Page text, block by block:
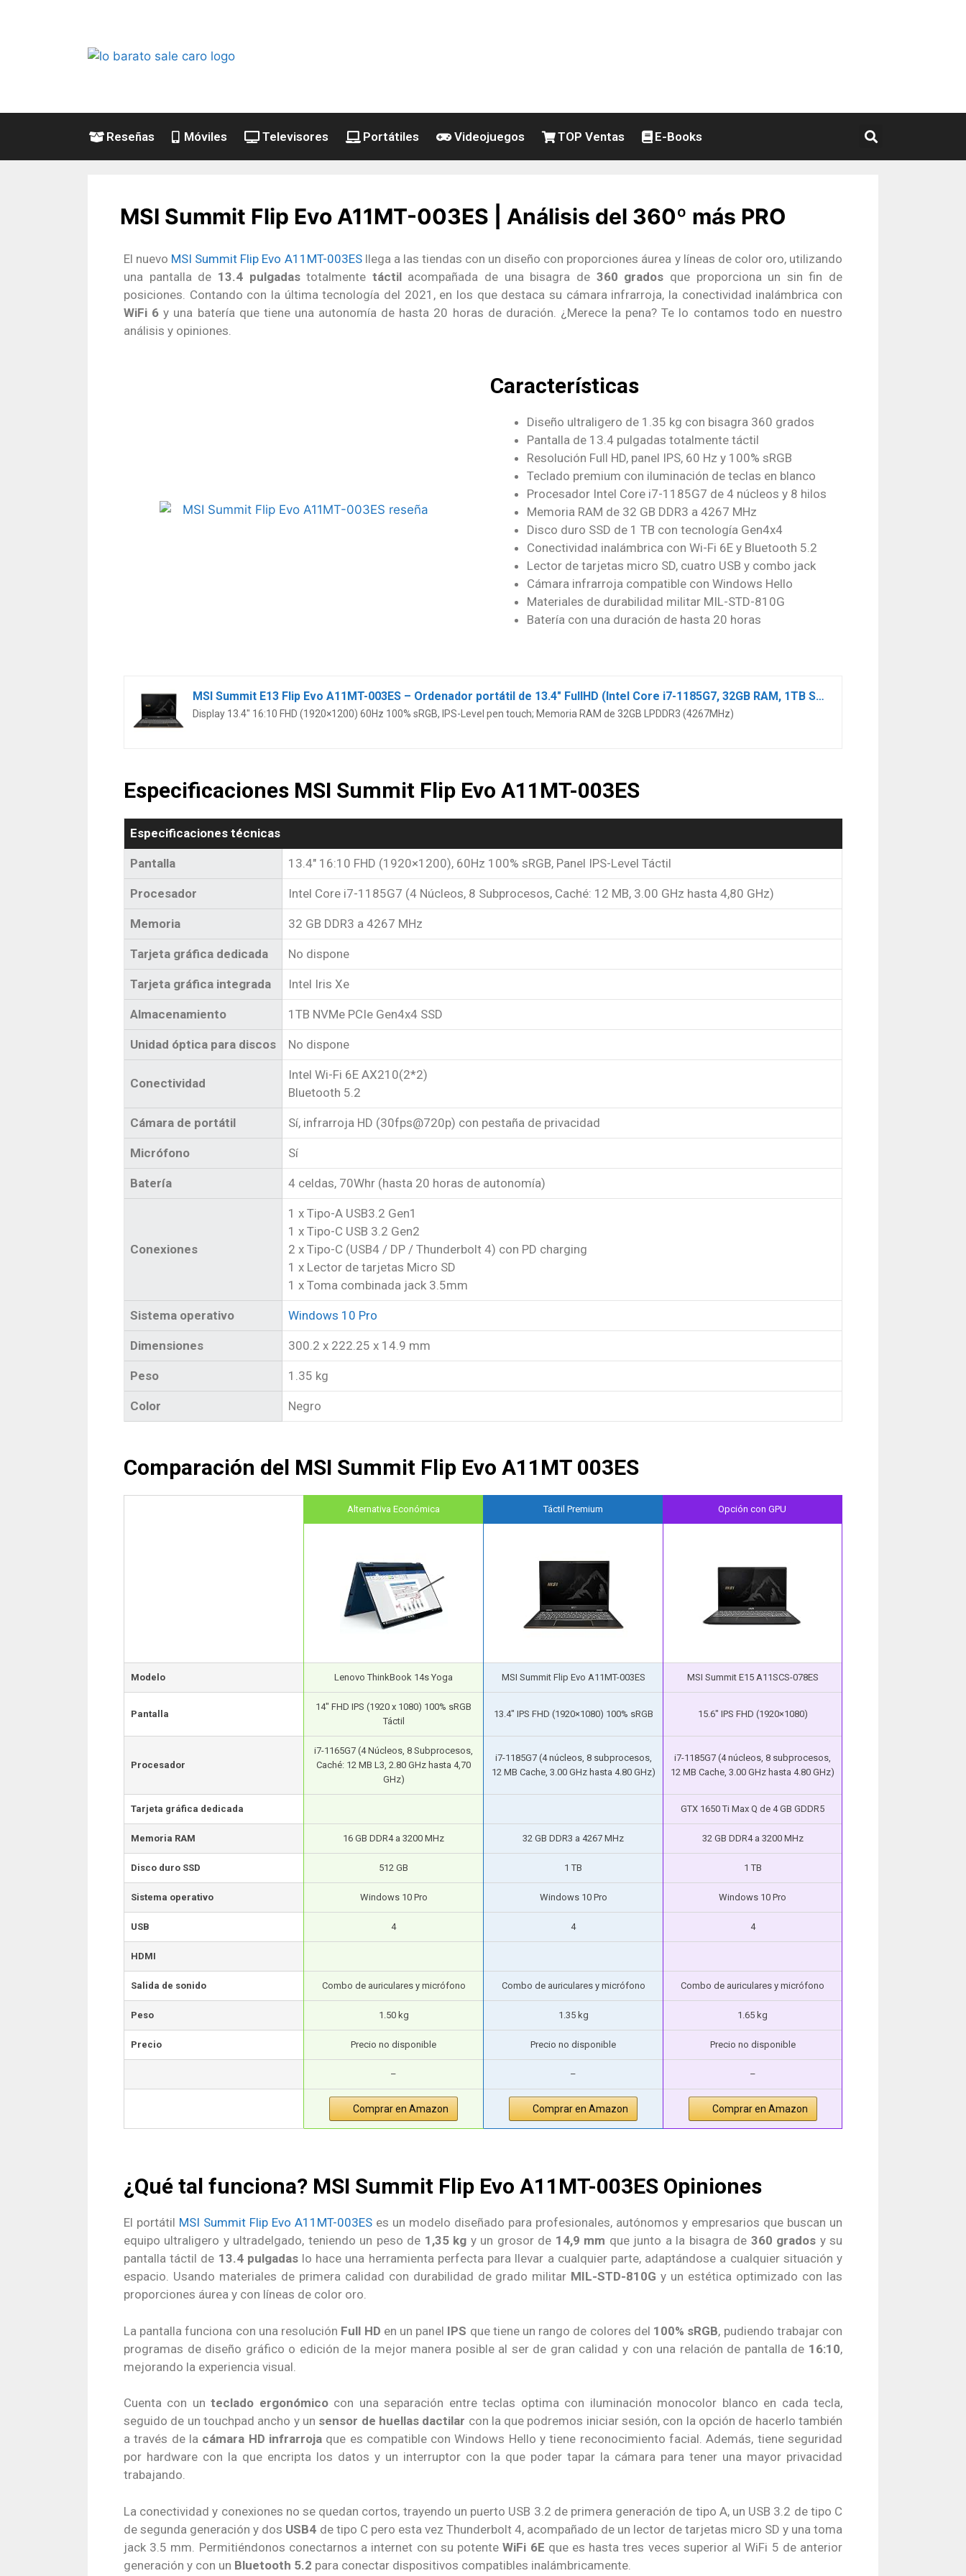
Reseñas Móviles Televisores Portátiles Videojuegos TOP Ventas E-Books
MSI Summit Flip Evo A11MT-003ES | Análisis del 360º más PRO
El nuevo MSI Summit Flip Evo A11MT-003ESllega a las tiendas con un diseño con proporciones áurea y líneas de color oro, utilizando
una pantalla de 13.4 pulgadastotalmente táctilacompañada de una bisagra de360 grados que proporciona un sin fin de
posiciones. Contando con la última tecnología del 2021, en los que destaca su cámara infrarroja, la conectividad inalámbrica con
WiFi 6 y una batería que tiene una autonomía de hasta 20 horas de duración. ¿Merece la pena? Te lo contamos todo en nuestro
análisis y opiniones.
Características
Diseño ultraligero de 1.35 kg con bisagra 360 grados
Pantalla de 13.4 pulgadas totalmente táctil
Resolución Full HD, panel IPS, 60 Hz y 100% sRGB
Teclado premium con iluminación de teclas en blanco
Procesador Intel Core i7-1185G7 de 4 núcleos y 8 hilos
Memoria RAM de 32 GB DDR3 a 4267 MHz
Disco duro SSD de 1 TB con tecnología Gen4x4
Conectividad inalámbrica con Wi-Fi 6E y Bluetooth 5.2
Lector de tarjetas micro SD, cuatro USB y combo jack
Cámara infrarroja compatible con Windows Hello
Materiales de durabilidad militar MIL-STD-810G
Batería con una duración de hasta 20 horas
MSI Summit E13 Flip Evo A11MT-003ES – Ordenador portátil de 13.4″ FullHD (Intel Core i7-1185G7, 32GB RAM, 1TB SSD, Intel Iris Xe, Windows 10 Pro) negro – Teclado QWERTY Español
Display 13.4″ 16:10 FHD (1920×1200) 60Hz 100% sRGB, IPS-Level pen touch; Memoria RAM de 32GB LPDDR3 (4267MHz)
Especificaciones MSI Summit Flip Evo A11MT-003ES
Especificaciones técnicas
Pantalla 13.4″ 16:10 FHD (1920×1200), 60Hz 100% sRGB, Panel IPS-Level Táctil
Procesador Intel Core i7-1185G7 (4 Núcleos, 8 Subprocesos, Caché: 12 MB, 3.00 GHz hasta 4,80 GHz)
Memoria 32 GB DDR3 a 4267 MHz
Tarjeta gráfica dedicada No dispone
Tarjeta gráfica integrada Intel Iris Xe
Almacenamiento 1TB NVMe PCIe Gen4x4 SSD
Unidad óptica para discos No dispone
Conectividad
Intel Wi-Fi 6E AX210(2*2)
Bluetooth 5.2
Cámara de portátil Sí, infrarroja HD (30fps@720p) con pestaña de privacidad
Micrófono Sí
Batería 4 celdas, 70Whr (hasta 20 horas de autonomía)
Conexiones
1 x Tipo-A USB3.2 Gen1
1 x Tipo-C USB 3.2 Gen2
2 x Tipo-C (USB4 / DP / Thunderbolt 4) con PD charging
1 x Lector de tarjetas Micro SD
1 x Toma combinada jack 3.5mm
Sistema operativo Windows 10 Pro
Dimensiones 300.2 x 222.25 x 14.9 mm
Peso 1.35 kg
Color Negro
Comparación del MSI Summit Flip Evo A11MT 003ES
Alternativa Económica Táctil Premium Opción con GPU
Modelo Lenovo ThinkBook 14s Yoga MSI Summit Flip Evo A11MT-003ES MSI Summit E15 A11SCS-078ES
Pantalla
14″ FHD IPS (1920 x 1080) 100% sRGB
Táctil
13.4″ IPS FHD (1920×1080) 100% sRGB 15.6″ IPS FHD (1920×1080)
Procesador
i7-1165G7 (4 Núcleos, 8 Subprocesos,
Caché: 12 MB L3, 2.80 GHz hasta 4,70
GHz)
i7-1185G7 (4 núcleos, 8 subprocesos,
12 MB Cache, 3.00 GHz hasta 4.80 GHz)
i7-1185G7 (4 núcleos, 8 subprocesos,
12 MB Cache, 3.00 GHz hasta 4.80 GHz)
Tarjeta gráfica dedicada GTX 1650 Ti Max Q de 4 GB GDDR5
Memoria RAM 16 GB DDR4 a 3200 MHz 32 GB DDR3 a 4267 MHz 32 GB DDR4 a 3200 MHz
Disco duro SSD 512 GB 1 TB 1 TB
Sistema operativo Windows 10 Pro Windows 10 Pro Windows 10 Pro
USB 4 4 4
HDMI
Salida de sonido Combo de auriculares y micrófono Combo de auriculares y micrófono Combo de auriculares y micrófono
Peso 1.50 kg 1.35 kg 1.65 kg
Precio Precio no disponible Precio no disponible Precio no disponible
– – –
Comprar en Amazon Comprar en Amazon Comprar en Amazon
¿Qué tal funciona? MSI Summit Flip Evo A11MT-003ES Opiniones
El portátil MSI Summit Flip Evo A11MT-003ES es un modelo diseñado para profesionales, autónomos y empresarios que buscan un
equipo ultraligero y ultradelgado, teniendo un peso de 1,35 kg y un grosor de 14,9 mm que junto a la bisagra de 360 grados y su
pantalla táctil de 13.4 pulgadaslo hace una herramienta perfecta para llevar a cualquier parte, adaptándose a cualquier situación y
espacio. Usando materiales de primera calidad con durabilidad de grado militar MIL-STD-810G y un estética optimizado con las
proporciones áurea y con líneas de color oro.
La pantalla funciona con una resolución Full HD en un panel IPS que tiene un rango de colores del 100% sRGB, pudiendo trabajar con
programas de diseño gráfico o edición de la mejor manera posible al ser de gran calidad y con una relación de pantalla de 16:10,
mejorando la experiencia visual.
Cuenta con un teclado ergonómicocon una separación entre teclas optima con iluminación monocolor blanco en cada tecla,
seguido de un touchpad ancho y un sensor de huellas dactilar con la que podremos iniciar sesión, con la opción de hacerlo también
a través de la cámara HD infrarrojaque es compatible con Windows Hello y tiene reconocimiento facial. Además, tiene seguridad
por hardware con la que encripta los datos y un interruptor con la que poder tapar la cámara para tener una mayor privacidad
trabajando.
La conectividad y conexiones no se quedan cortos, trayendo un puerto USB 3.2 de primera generación de tipo A, un USB 3.2 de tipo C
de segunda generación y dos USB4 de tipo C pero esta vez Thunderbolt 4, acompañado de un lector de tarjetas micro SD y una toma
jack 3.5 mm. Permitiéndonos conectarnos a internet con su potenteWiFi 6E que es hasta tres veces superior al WiFi 5 de anterior
generación y con un Bluetooth 5.2 para conectar dispositivos compatibles inalámbricamente.